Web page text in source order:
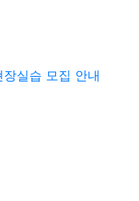
실습 모집 안내